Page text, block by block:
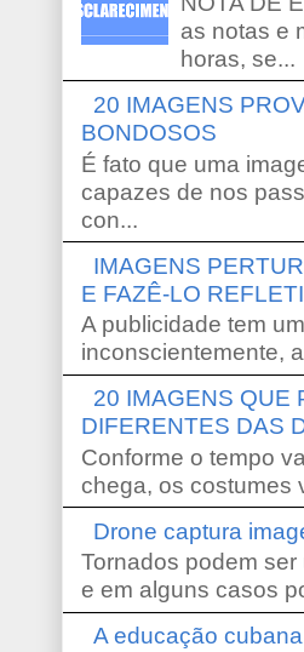
as notas e
horas, se...
20 IMAGENS
BONDOSOS
É fato que uma
capazes de nos
con...
IMAGENS
E FAZÊ-LO
A publicidade tem
inconscientemente,
20 IMAGENS QUE
DIFERENTES DAS
Conforme o tempo
chega, os costumes
Drone captura
Tornados podem
e em alguns casos
A educação